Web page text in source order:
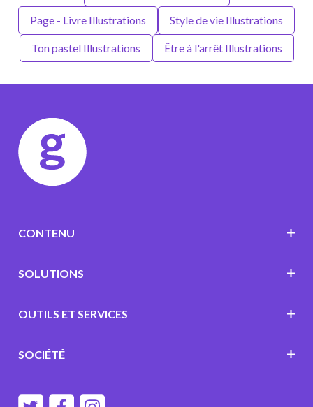
Page - Livre Illustrations Style de vie Illustrations
Ton pastel Illustrations Être à l'arrêt Illustrations
CONTENU
SOLUTIONS
OUTILS ET SERVICES
SOCIÉTÉ